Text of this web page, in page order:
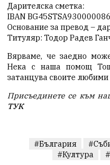
Дарителска сметка:
IBAN
Основание за превод –
Титуляр: Тодор Радев
Вярваме, че заедно
Нека с наша помощ
затанцува своите
Присъединете се към
ТУК
#България
#Култура